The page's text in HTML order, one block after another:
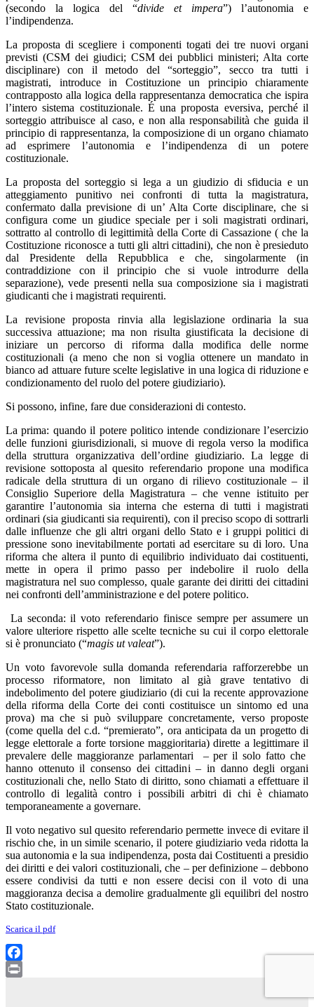
(secondo la logica del “divide et impera”) l’autonomia e
l’indipendenza.
La proposta di scegliere i componenti togati dei tre nuovi organi
previsti (CSM dei giudici; CSM dei pubblici ministeri; Alta corte
disciplinare) con il metodo del “sorteggio”, secco tra tutti i
magistrati, introduce in Costituzione un principio chiaramente
contrapposto alla logica della rappresentanza democratica che ispira
l’intero sistema costituzionale. É una proposta eversiva, perché il
sorteggio attribuisce al caso, e non alla responsabilità che guida il
principio di rappresentanza, la composizione di un organo chiamato
ad esprimere l’autonomia e l’indipendenza di un potere
costituzionale.
La proposta del sorteggio si lega a un giudizio di sfiducia e un
atteggiamento punitivo nei confronti di tutta la magistratura,
confermato dalla previsione di un’ Alta Corte disciplinare, che si
configura come un giudice speciale per i soli magistrati ordinari,
sottratto al controllo di legittimità della Corte di Cassazione ( che la
Costituzione riconosce a tutti gli altri cittadini), che non è presieduto
dal Presidente della Repubblica e che, singolarmente (in
contraddizione con il principio che si vuole introdurre della
separazione), vede presenti nella sua composizione sia i magistrati
giudicanti che i magistrati requirenti.
La revisione proposta rinvia alla legislazione ordinaria la sua
successiva attuazione; ma non risulta giustificata la decisione di
iniziare un percorso di riforma dalla modifica delle norme
costituzionali (a meno che non si voglia ottenere un mandato in
bianco ad attuare future scelte legislative in una logica di riduzione e
condizionamento del ruolo del potere giudiziario).
Si possono, infine, fare due considerazioni di contesto.
La prima: quando il potere politico intende condizionare l’esercizio
delle funzioni giurisdizionali, si muove di regola verso la modifica
della struttura organizzativa dell’ordine giudiziario. La legge di
revisione sottoposta al quesito referendario propone una modifica
radicale della struttura di un organo di rilievo costituzionale – il
Consiglio Superiore della Magistratura – che venne istituito per
garantire l’autonomia sia interna che esterna di tutti i magistrati
ordinari (sia giudicanti sia requirenti), con il preciso scopo di sottrarli
dalle influenze che gli altri organi dello Stato e i gruppi politici di
pressione sono inevitabilmente portati ad esercitare su di loro. Una
riforma che altera il punto di equilibrio individuato dai costituenti,
mette in opera il primo passo per indebolire il ruolo della
magistratura nel suo complesso, quale garante dei diritti dei cittadini
nei confronti dell’amministrazione e del potere politico.
La seconda: il voto referendario finisce sempre per assumere un
valore ulteriore rispetto alle scelte tecniche su cui il corpo elettorale
si è pronunciato (“magis ut valeat”).
Un voto favorevole sulla domanda referendaria rafforzerebbe un
processo riformatore, non limitato al già grave tentativo di
indebolimento del potere giudiziario (di cui la recente approvazione
della riforma della Corte dei conti costituisce un sintomo ed una
prova) ma che si può sviluppare concretamente, verso proposte
(come quella del c.d. “premierato”, ora anticipata da un progetto di
legge elettorale a forte torsione maggioritaria) dirette a legittimare il
prevalere delle maggioranze parlamentari – per il solo fatto che
hanno ottenuto il consenso dei cittadini – in danno degli organi
costituzionali che, nello Stato di diritto, sono chiamati a effettuare il
controllo di legalità contro i possibili arbitri di chi è chiamato
temporaneamente a governare.
Il voto negativo sul quesito referendario permette invece di evitare il
rischio che, in un simile scenario, il potere giudiziario veda ridotta la
sua autonomia e la sua indipendenza, posta dai Costituenti a presidio
dei diritti e dei valori costituzionali, che – per definizione – debbono
essere condivisi da tutti e non essere decisi con il voto di una
maggioranza decisa a demolire gradualmente gli equilibri del nostro
Stato costituzionale.
Scarica il pdf
Facebook